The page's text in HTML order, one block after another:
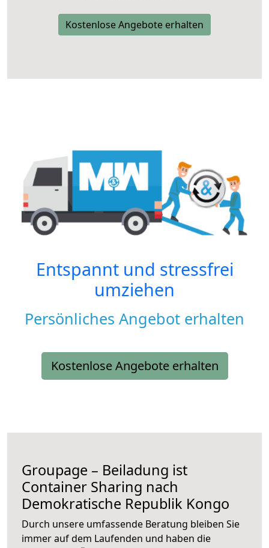
Kostenlose Angebote erhalten
Entspannt und stressfrei
umziehen
Persönliches Angebot erhalten
Kostenlose Angebote erhalten
Groupage – Beiladung ist
Container Sharing nach
Demokratische Republik Kongo
Durch unsere umfassende Beratung bleiben Sie
immer auf dem Laufenden und haben die